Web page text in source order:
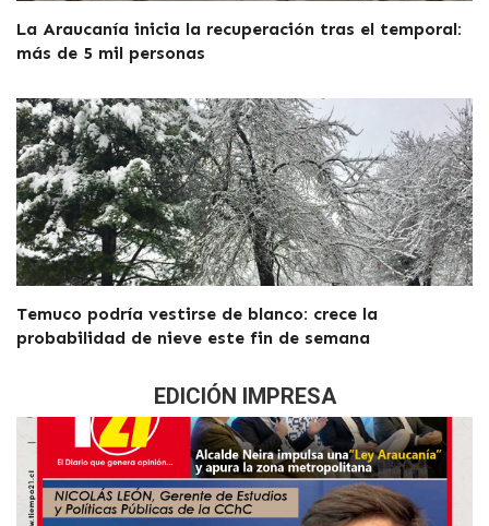
La Araucanía inicia la recuperación tras el temporal:
más de 5 mil personas
Temuco podría vestirse de blanco: crece la
probabilidad de nieve este fin de semana
EDICIÓN IMPRESA